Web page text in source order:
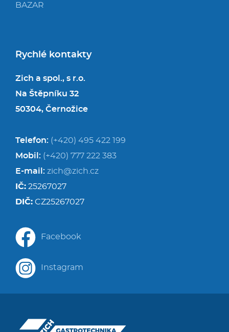
BAZAR
Rychlé kontakty
Zich a spol., s r.o.
Na Štěpníku 32
50304, Černožice
Telefon: (+420) 495 422 199
Mobil: (+420) 777 222 383
E-mail: zich@zich.cz
IČ: 25267027
DIČ: CZ25267027
Facebook
Instagram